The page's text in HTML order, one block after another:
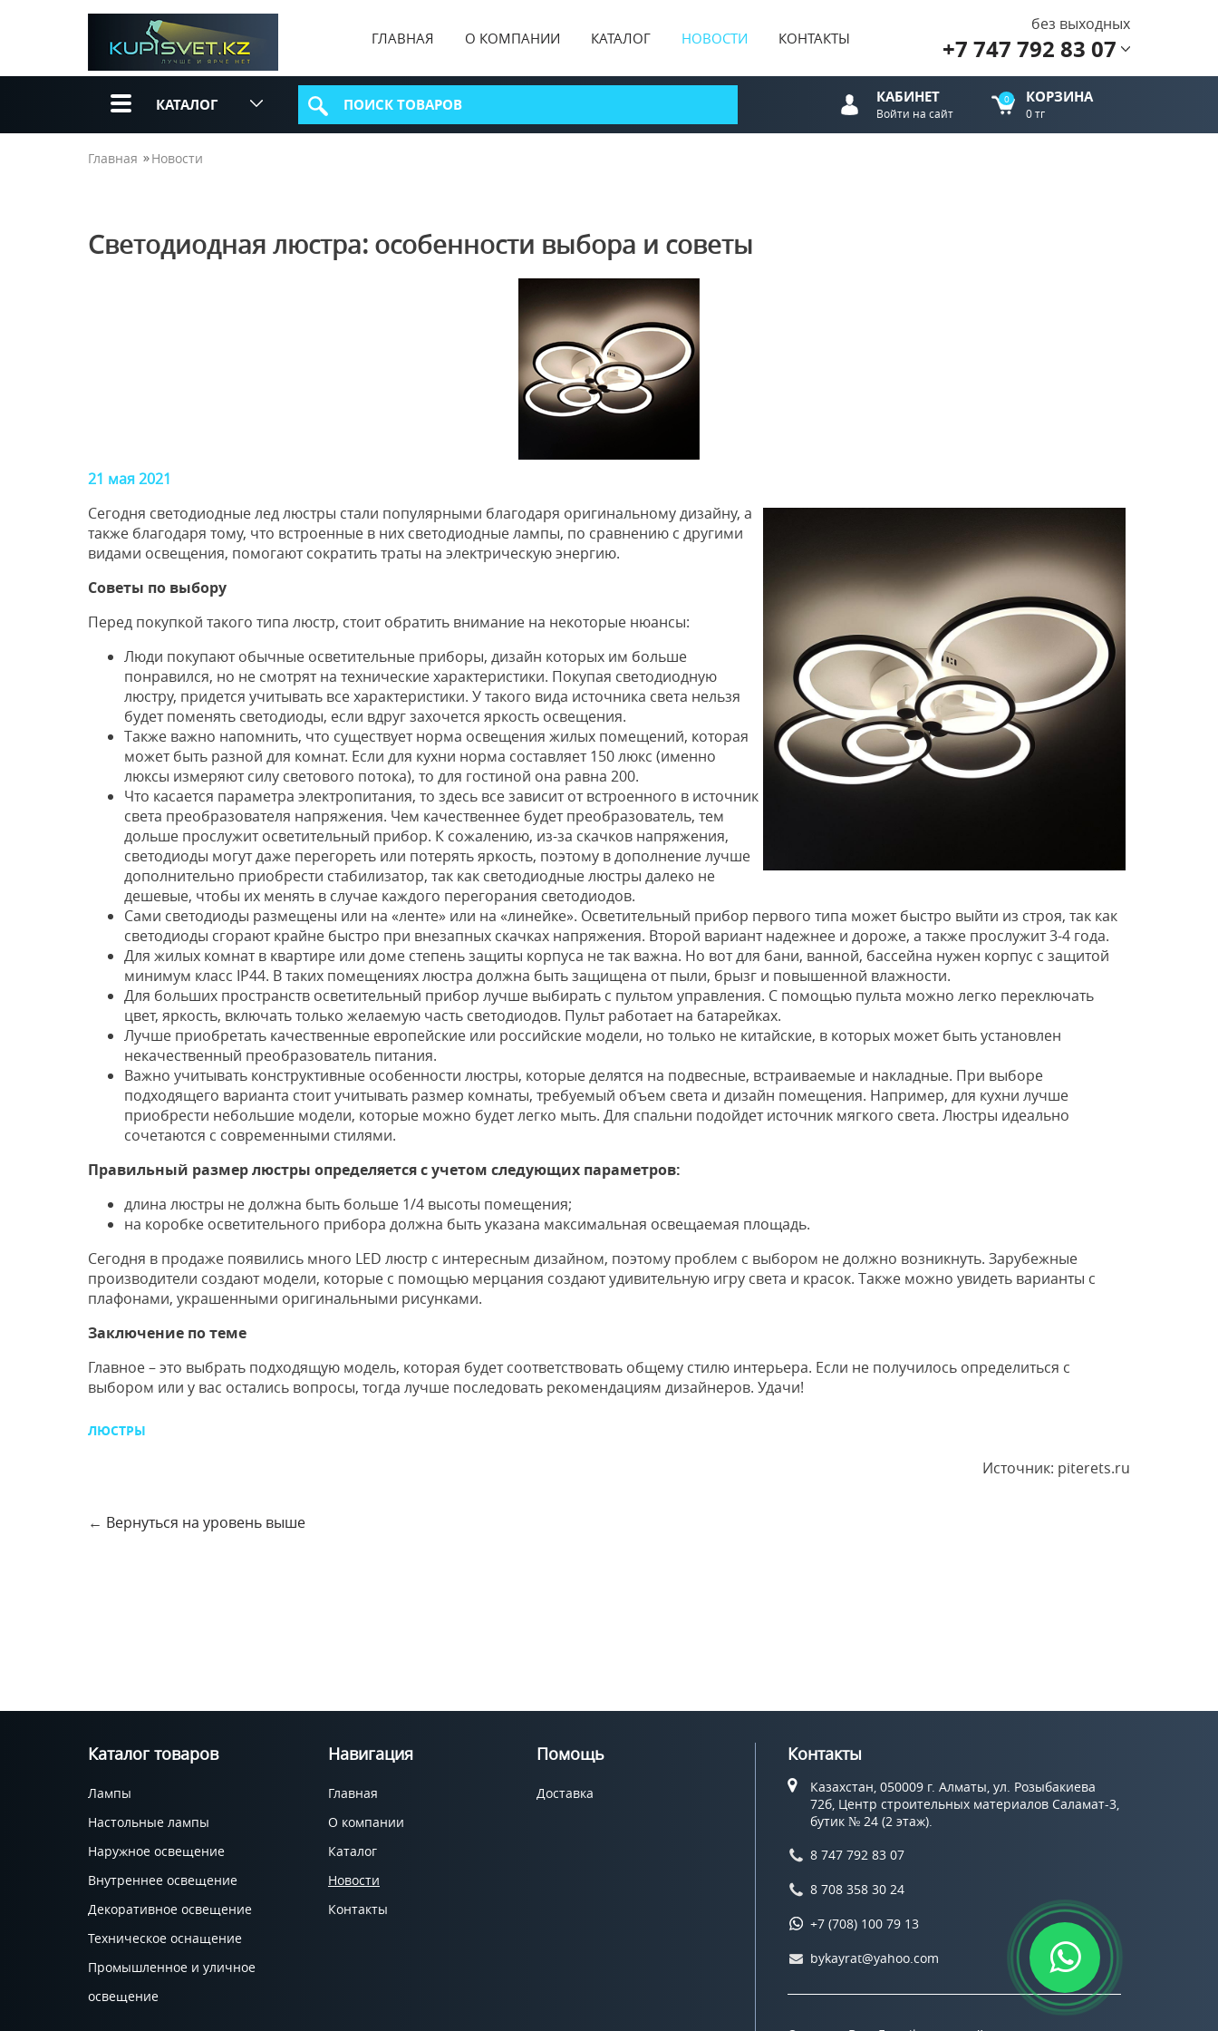
ГЛАВНАЯ О КОМПАНИИ КАТАЛОГ НОВОСТИ КОНТАКТЫ
без выходных
+7 747 792 83 07
КАТАЛОГ КАБИНЕТ
Войти на сайт
КОРЗИНА
0 тг
0
Главная Новости
Светодиодная люстра: особенности выбора и советы
21 мая 2021
Сегодня светодиодные лед люстры стали популярными благодаря оригинальному дизайну, а
также благодаря тому, что встроенные в них светодиодные лампы, по сравнению с другими
видами освещения, помогают сократить траты на электрическую энергию.
Советы по выбору
Перед покупкой такого типа люстр, стоит обратить внимание на некоторые нюансы:
Люди покупают обычные осветительные приборы, дизайн которых им больше
понравился, но не смотрят на технические характеристики. Покупая светодиодную
люстру, придется учитывать все характеристики. У такого вида источника света нельзя
будет поменять светодиоды, если вдруг захочется яркость освещения.
Также важно напомнить, что существует норма освещения жилых помещений, которая
может быть разной для комнат. Если для кухни норма составляет 150 люкс (именно
люксы измеряют силу светового потока), то для гостиной она равна 200.
Что касается параметра электропитания, то здесь все зависит от встроенного в источник
света преобразователя напряжения. Чем качественнее будет преобразователь, тем
дольше прослужит осветительный прибор. К сожалению, из-за скачков напряжения,
светодиоды могут даже перегореть или потерять яркость, поэтому в дополнение лучше
дополнительно приобрести стабилизатор, так как светодиодные люстры далеко не
дешевые, чтобы их менять в случае каждого перегорания светодиодов.
Сами светодиоды размещены или на «ленте» или на «линейке». Осветительный прибор первого типа может быстро выйти из строя, так как
светодиоды сгорают крайне быстро при внезапных скачках напряжения. Второй вариант надежнее и дороже, а также прослужит 3-4 года.
Для жилых комнат в квартире или доме степень защиты корпуса не так важна. Но вот для бани, ванной, бассейна нужен корпус с защитой
минимум класс IP44. В таких помещениях люстра должна быть защищена от пыли, брызг и повышенной влажности.
Для больших пространств осветительный прибор лучше выбирать с пультом управления. С помощью пульта можно легко переключать
цвет, яркость, включать только желаемую часть светодиодов. Пульт работает на батарейках.
Лучше приобретать качественные европейские или российские модели, но только не китайские, в которых может быть установлен
некачественный преобразователь питания.
Важно учитывать конструктивные особенности люстры, которые делятся на подвесные, встраиваемые и накладные. При выборе
подходящего варианта стоит учитывать размер комнаты, требуемый объем света и дизайн помещения. Например, для кухни лучше
приобрести небольшие модели, которые можно будет легко мыть. Для спальни подойдет источник мягкого света. Люстры идеально
сочетаются с современными стилями.
Правильный размер люстры определяется с учетом следующих параметров:
длина люстры не должна быть больше 1/4 высоты помещения;
на коробке осветительного прибора должна быть указана максимальная освещаемая площадь.
Сегодня в продаже появились много LED люстр с интересным дизайном, поэтому проблем с выбором не должно возникнуть. Зарубежные
производители создают модели, которые с помощью мерцания создают удивительную игру света и красок. Также можно увидеть варианты с
плафонами, украшенными оригинальными рисунками.
Заключение по теме
Главное – это выбрать подходящую модель, которая будет соответствовать общему стилю интерьера. Если не получилось определиться с
выбором или у вас остались вопросы, тогда лучше последовать рекомендациям дизайнеров. Удачи!
ЛЮСТРЫ
Источник: piterets.ru
← Вернуться на уровень выше
Каталог товаров
Лампы
Настольные лампы
Наружное освещение
Внутреннее освещение
Декоративное освещение
Техническое оснащение
Промышленное и уличное
освещение
Навигация
Главная
О компании
Каталог
Новости
Контакты
Помощь
Доставка
Контакты
Казахстан, 050009 г. Алматы, ул. Розыбакиева
72б, Центр строительных материалов Саламат-3,
бутик № 24 (2 этаж).
8 747 792 83 07
8 708 358 30 24
+7 (708) 100 79 13
bykayrat@yahoo.com